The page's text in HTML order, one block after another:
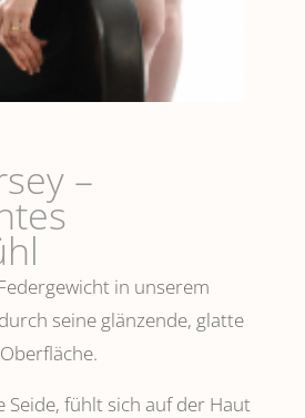
–
in unserem
seine glänzende, glatte
Seide, fühlt sich auf der Haut